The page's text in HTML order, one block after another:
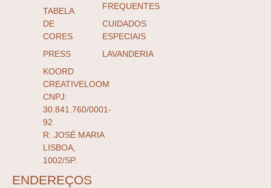
TABELA
DE
CORES
PRESS
KOORD
CREATIVELOOM
CNPJ:
30.841.760/0001-
92
R: JOSÉ MARIA
LISBOA,
1002/SP.
FREQUENTES
CUIDADOS
ESPECIAIS
LAVANDERIA
ENDEREÇOS